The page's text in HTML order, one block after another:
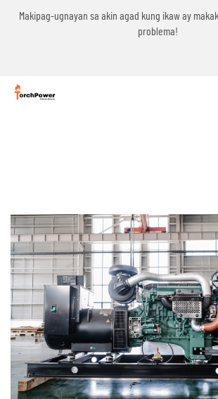
Makipag-ugnayan sa akin agad kung ikaw ay
problema!